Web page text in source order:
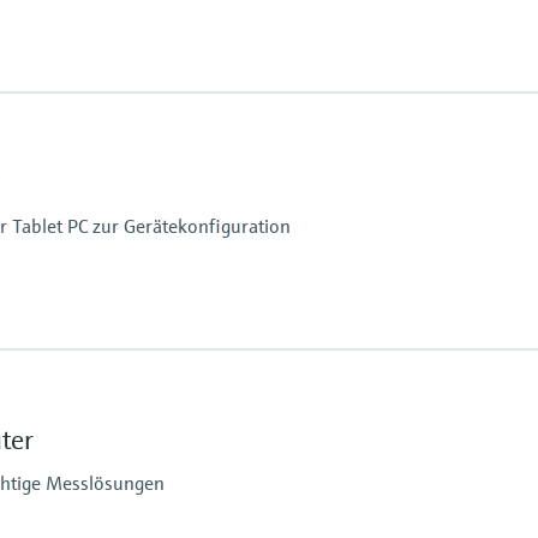
Tablet PC zur Gerätekonfiguration
Autofokus und LED-Blitz mit 1500 mcd
Messlösungen